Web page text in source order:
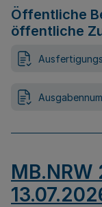
Öffentliche
öffentliche
MB.NRW